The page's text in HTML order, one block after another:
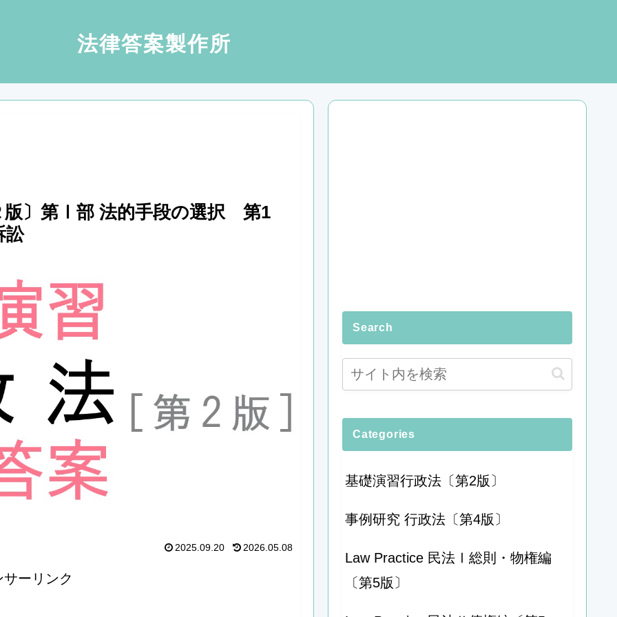
法律答案製作所
〕第Ⅰ部 法的手段の選択 第1
訟
2025.09.20 2026.05.08
サーリンク
Search
Categories
基礎演習行政法〔第2版〕
事例研究 行政法〔第4版〕
Law Practice 民法Ⅰ総則・物権編
〔第5版〕